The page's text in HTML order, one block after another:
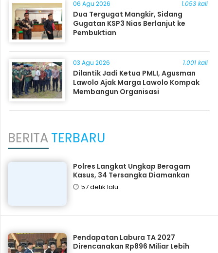
06 Agu 2026 1.053 kali
Dua Tergugat Mangkir, Sidang
Gugatan KSP3 Nias Berlanjut ke
Pembuktian
03 Agu 2026 1.001 kali
Dilantik Jadi Ketua PMLI, Agusman
Lawolo Ajak Marga Lawolo Kompak
Membangun Organisasi
BERITATERBARU
Polres Langkat Ungkap Beragam
Kasus, 34 Tersangka Diamankan
57 detik lalu
Pendapatan Labura TA 2027
Direncanakan Rp896 Miliar Lebih